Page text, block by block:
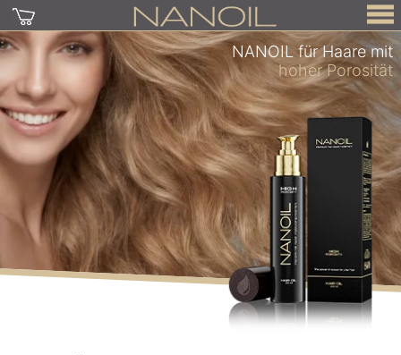
NANOIL für Haare mit
hoher Porosität